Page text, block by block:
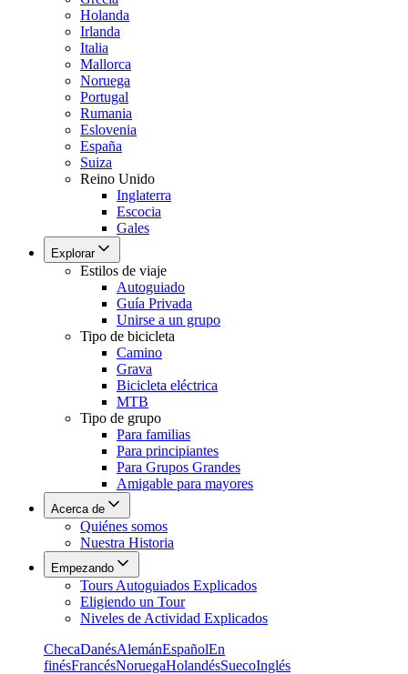
Holanda
Irlanda
Italia
Mallorca
Noruega
Portugal
Rumania
Eslovenia
España
Suiza
Reino Unido
Inglaterra
Escocia
Gales
Explorar
Estilos de viaje
Autoguiado
Guía Privada
Unirse a un grupo
Tipo de bicicleta
Camino
Grava
Bicicleta eléctrica
MTB
Tipo de grupo
Para familias
Para principiantes
Para Grupos Grandes
Amigable para mayores
Acerca de
Quiénes somos
Nuestra Historia
Empezando
Tours Autoguiados Explicados
Eligiendo un Tour
Niveles de Actividad Explicados
ChecaDanésAlemánEspañolEn
finésFrancésNoruegaHolandésSuecoInglés